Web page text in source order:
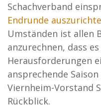
Schachverband
Endrunde
Umständen ist allen
anzurechnen, dass
Herausforderungen
ansprechende
Viernheim-Vorstand
Rückblick.